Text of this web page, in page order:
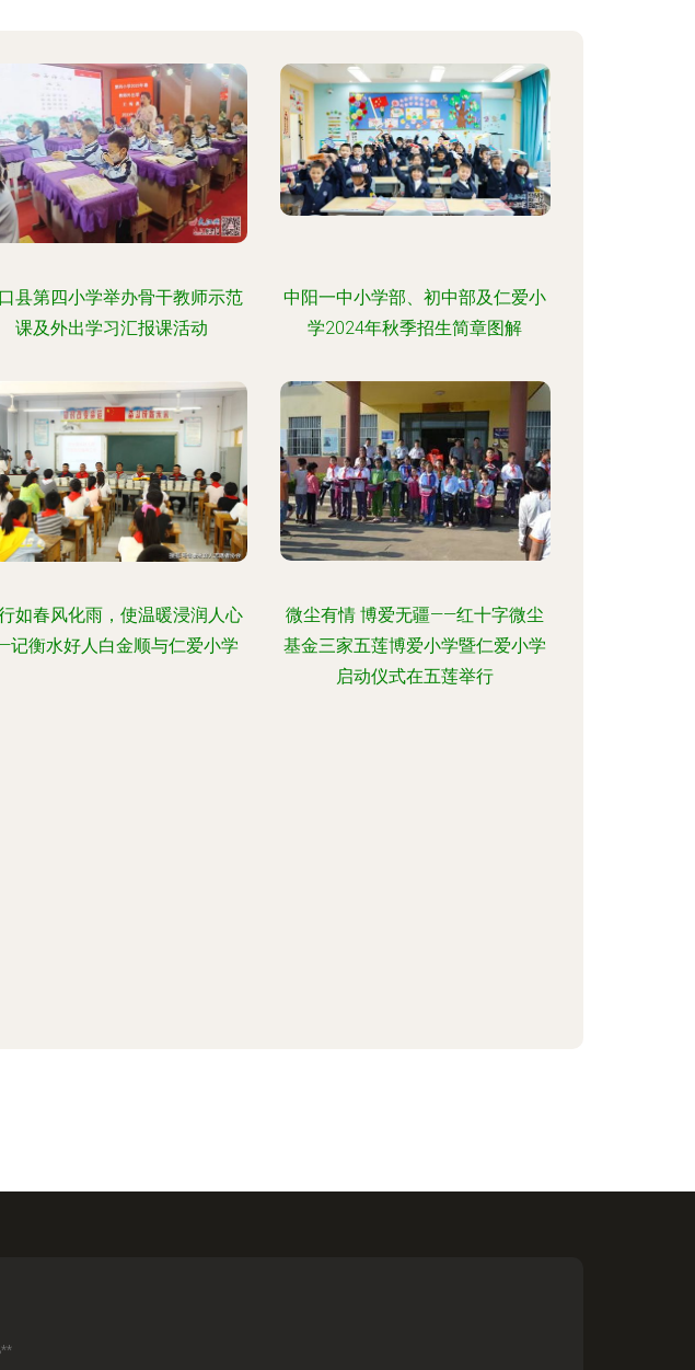
县第四小学举办骨干教师示范
课及外出学习汇报课活动
中阳一中小学部、初中部及仁爱小
学2024年秋季招生简章图解
如春风化雨，使温暖浸润人心
记衡水好人白金顺与仁爱小学
微尘有情 博爱无疆——红十字微尘
基金三家五莲博爱小学暨仁爱小学
启动仪式在五莲举行